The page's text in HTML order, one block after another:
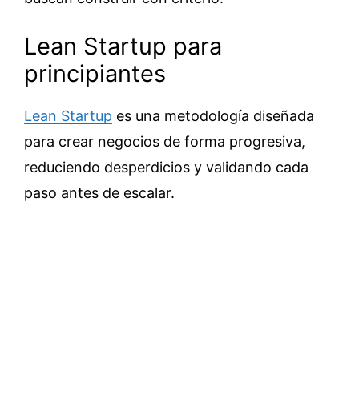
Lean Startup para
principiantes
Lean Startup es una metodología diseñada
para crear negocios de forma progresiva,
reduciendo desperdicios y validando cada
paso antes de escalar.